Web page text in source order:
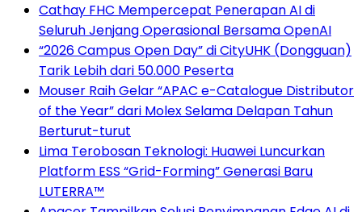
Cathay FHC Mempercepat Penerapan AI di
Seluruh Jenjang Operasional Bersama OpenAI
“2026 Campus Open Day” di CityUHK (Dongguan)
Tarik Lebih dari 50.000 Peserta
Mouser Raih Gelar “APAC e-Catalogue Distributor
of the Year” dari Molex Selama Delapan Tahun
Berturut-turut
Lima Terobosan Teknologi: Huawei Luncurkan
Platform ESS “Grid-Forming” Generasi Baru
LUTERRA™